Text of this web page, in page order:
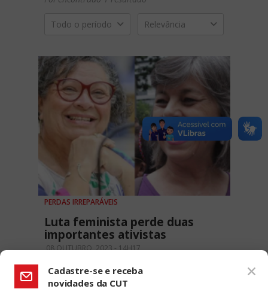
Todo o período Relevância
PERDAS IRREPARÁVEIS
Luta feminista perde duas
importantes ativistas
08 OUTUBRO, 2023 - 14H17
Cadastre-se e receba
novidades da CUT